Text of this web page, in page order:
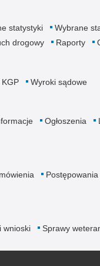
statystyki
Wybrane
drogowy Raporty
Wyroki sądowe
Ogłoszenia
wnioski Sprawy